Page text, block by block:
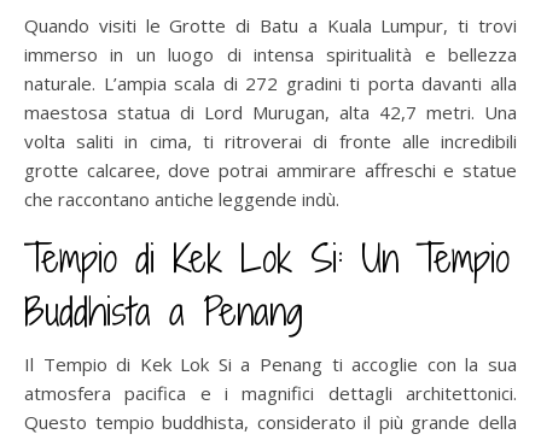
Quando visiti le Grotte di Batu a Kuala Lumpur, ti trovi
immerso in un luogo di intensa spiritualità e bellezza
naturale. L’ampia scala di 272 gradini ti porta davanti alla
maestosa statua di Lord Murugan, alta 42,7 metri. Una
volta saliti in cima, ti ritroverai di fronte alle incredibili
grotte calcaree, dove potrai ammirare affreschi e statue
che raccontano antiche leggende indù.
Tempio di Kek Lok Si: Un Tempio
Buddhista a Penang
Il Tempio di Kek Lok Si a Penang ti accoglie con la sua
atmosfera pacifica e i magnifici dettagli architettonici.
Questo tempio buddhista, considerato il più grande della